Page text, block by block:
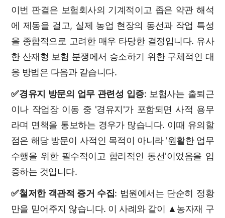
이번 판결은 보험회사의 기계적이고 좁은 약관 해석
에 제동을 걸고, 실제 농업 현장의 동선과 작업 특성
을 종합적으로 고려한 매우 타당한 결정입니다. 유사
한 산재형 보험 분쟁에서 승소하기 위한 구체적인 대
응 방법은 다음과 같습니다.
✅경유지 방문의 업무 관련성 입증: 보험사는 출퇴근
이나 작업장 이동 중 '경유지'가 포함되면 사적 용무
라며 면책을 통보하는 경우가 많습니다. 이때 유의할
점은 해당 방문이 사적인 목적이 아니라 '원활한 업무
수행을 위한 필수적이고 합리적인 동선'이었음을 입
증하는 것입니다.
✅철저한 객관적 증거 수집: 법원에서는 단순히 정황
만을 믿어주지 않습니다. 이 사례와 같이 ▲농자재 구